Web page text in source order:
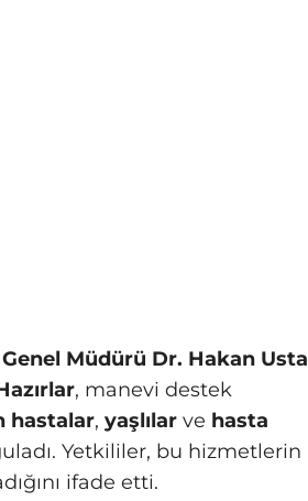
Genel Müdürü Dr. Hakan Usta
, manevi destek
hastalar, yaşlılar ve hasta
Yetkililer, bu hizmetlerin
ifade etti.